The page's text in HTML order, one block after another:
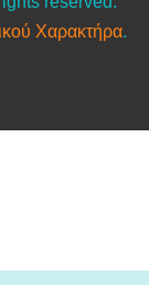
Χαρακτήρα.